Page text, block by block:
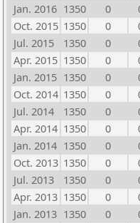
Jan. 2016 1350 0
Oct. 2015 1350 0
Jul. 2015
1350 0
Apr. 2015 1350 0
Jan. 2015 1350 0
Oct. 2014 1350 0
Jul. 2014
1350 0
Apr. 2014 1350 0
Jan. 2014 1350 0
Oct. 2013 1350 0
Jul. 2013
1350 0
Apr. 2013 1350 0
Jan. 2013 1350 0